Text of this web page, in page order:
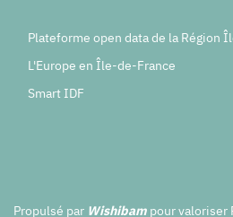
Plateforme open data de la Région
L'Europe en Île-de-France
Smart IDF
Propulsé par Wishibam pour valoriser